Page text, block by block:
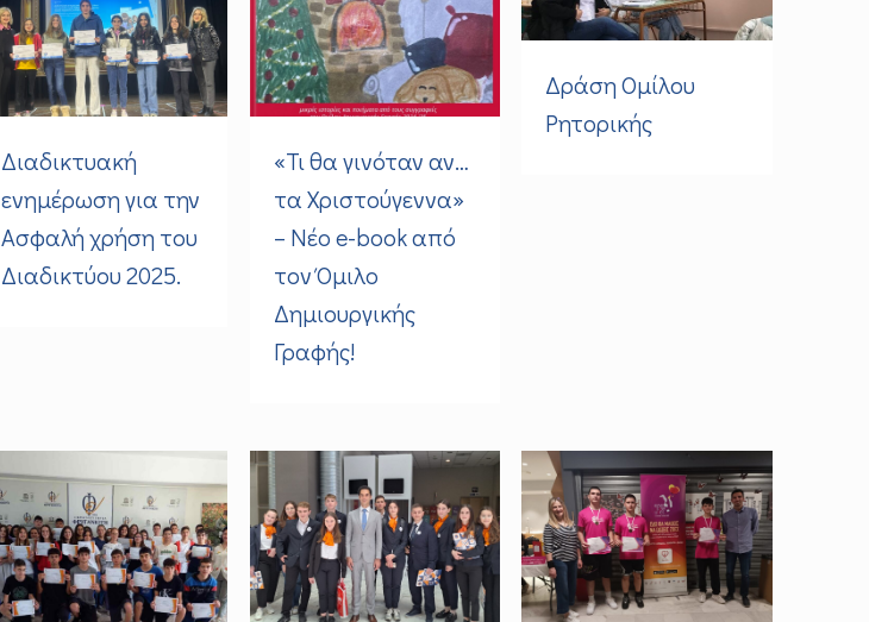
Διαδικτυακή
ενημέρωση για την
Ασφαλή χρήση του
Διαδικτύου 2025.
«Τι θα γινόταν αν…
τα Χριστούγεννα»
– Νέο e-book από
τον Όμιλο
Δημιουργικής
Γραφής!
Δράση Ομίλου
Ρητορικής